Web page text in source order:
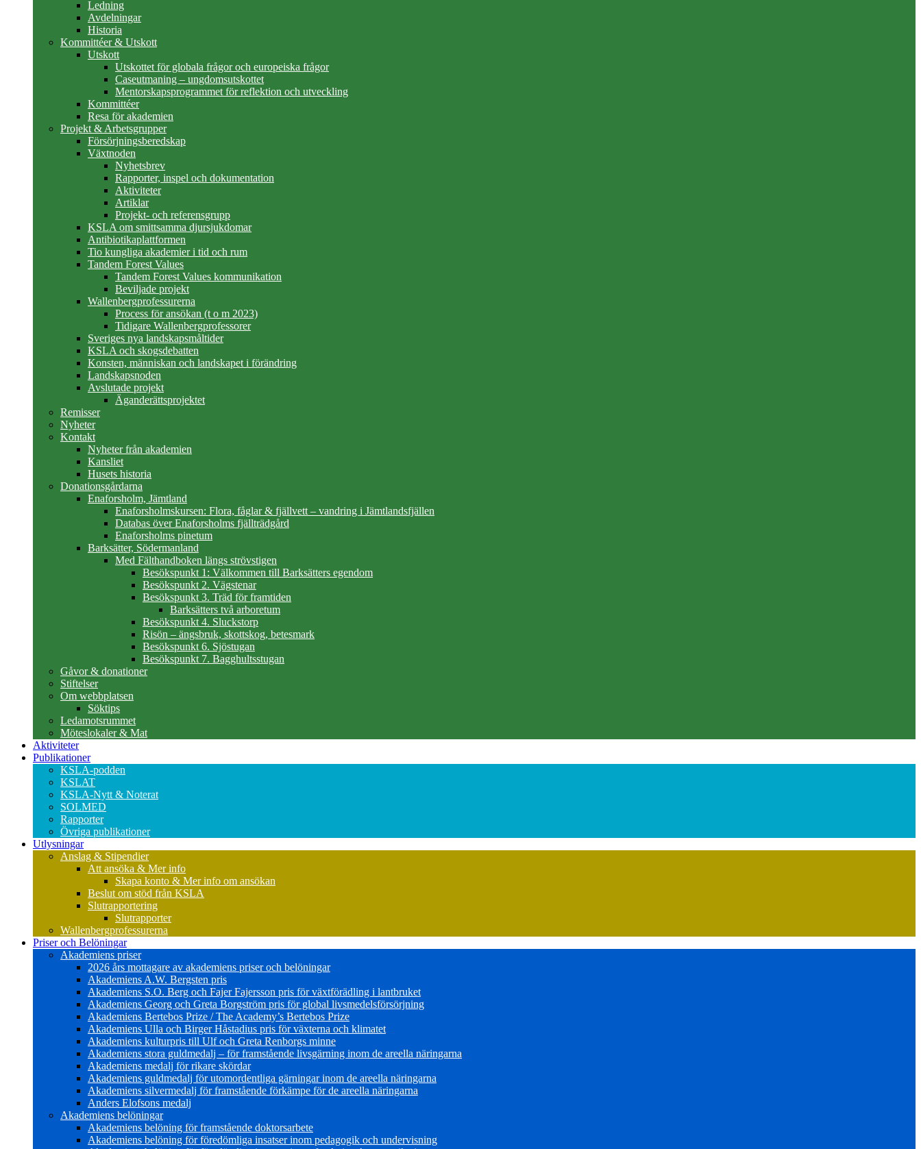
Ledning
Avdelningar
Historia
Kommittéer & Utskott
Utskott
Utskottet för globala frågor och europeiska frågor
Caseutmaning – ungdomsutskottet
Mentorskapsprogrammet för reflektion och utveckling
Kommittéer
Resa för akademien
Projekt & Arbetsgrupper
Försörjningsberedskap
Växtnoden
Nyhetsbrev
Rapporter, inspel och dokumentation
Aktiviteter
Artiklar
Projekt- och referensgrupp
KSLA om smittsamma djursjukdomar
Antibiotikaplattformen
Tio kungliga akademier i tid och rum
Tandem Forest Values
Tandem Forest Values kommunikation
Beviljade projekt
Wallenbergprofessurerna
Process för ansökan (t o m 2023)
Tidigare Wallenbergprofessorer
Sveriges nya landskapsmåltider
KSLA och skogsdebatten
Konsten, människan och landskapet i förändring
Landskapsnoden
Avslutade projekt
Äganderättsprojektet
Remisser
Nyheter
Kontakt
Nyheter från akademien
Kansliet
Husets historia
Donationsgårdarna
Enaforsholm, Jämtland
Enaforsholmskursen: Flora, fåglar & fjällvett – vandring i Jämtlandsfjällen
Databas över Enaforsholms fjällträdgård
Enaforsholms pinetum
Barksätter, Södermanland
Med Fälthandboken längs strövstigen
Besökspunkt 1: Välkommen till Barksätters egendom
Besökspunkt 2. Vägstenar
Besökspunkt 3. Träd för framtiden
Barksätters två arboretum
Besökspunkt 4. Sluckstorp
Risön – ängsbruk, skottskog, betesmark
Besökspunkt 6. Sjöstugan
Besökspunkt 7. Bagghultsstugan
Gåvor & donationer
Stiftelser
Om webbplatsen
Söktips
Ledamotsrummet
Möteslokaler & Mat
Aktiviteter
Publikationer
KSLA-podden
KSLAT
KSLA-Nytt & Noterat
SOLMED
Rapporter
Övriga publikationer
Utlysningar
Anslag & Stipendier
Att ansöka & Mer info
Skapa konto & Mer info om ansökan
Beslut om stöd från KSLA
Slutrapportering
Slutrapporter
Wallenbergprofessurerna
Priser och Belöningar
Akademiens priser
2026 års mottagare av akademiens priser och belöningar
Akademiens A.W. Bergsten pris
Akademiens S.O. Berg och Fajer Fajersson pris för växtförädling i lantbruket
Akademiens Georg och Greta Borgström pris för global livsmedelsförsörjning
Akademiens Bertebos Prize / The Academy’s Bertebos Prize
Akademiens Ulla och Birger Håstadius pris för växterna och klimatet
Akademiens kulturpris till Ulf och Greta Renborgs minne
Akademiens stora guldmedalj – för framstående livsgärning inom de areella näringarna
Akademiens medalj för rikare skördar
Akademiens guldmedalj för utomordentliga gärningar inom de areella näringarna
Akademiens silvermedalj för framstående förkämpe för de areella näringarna
Anders Elofsons medalj
Akademiens belöningar
Akademiens belöning för framstående doktorsarbete
Akademiens belöning för föredömliga insatser inom pedagogik och undervisning